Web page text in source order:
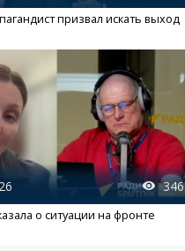
призвал искать выход
346
о ситуации на фронте